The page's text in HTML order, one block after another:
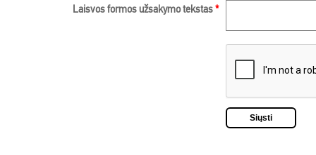
Laisvos formos užsakymo tekstas *